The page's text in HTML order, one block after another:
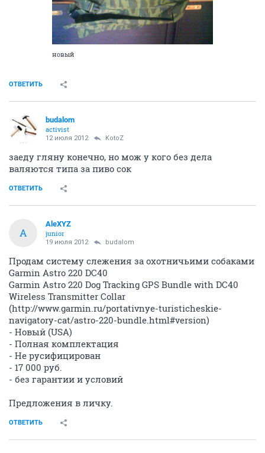
новый
ОТВЕТИТЬ
budalom
activist
12 июля 2012 KotoZ
заеду гляну конечно, но мож у кого без дела
валяются типа за пиво сок
ОТВЕТИТЬ
A
AleXYZ
junior
19 июля 2012 budalom
Продам систему слежения за охотничьими собаками
Garmin Astro 220 DC40
Garmin Astro 220 Dog Tracking GPS Bundle with DC40
Wireless Transmitter Collar
(http://www.garmin.ru/portativnye-turisticheskie-
navigatory-cat/astro-220-bundle.html#version)
- Новый (USA)
- Полная комплектация
- Не русифицирован
- 17 000 руб.
- без гарантии и условий
Предложения в личку.
ОТВЕТИТЬ